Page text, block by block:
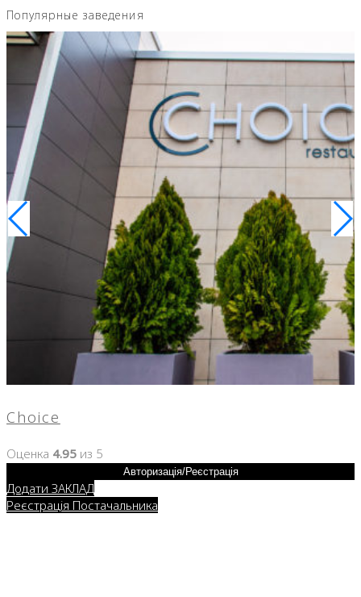
Популярные заведения
Choice
Оценка 4.95 из 5
Авторизація/Реєстрація
Додати ЗАКЛАД
Реєстрація Постачальника